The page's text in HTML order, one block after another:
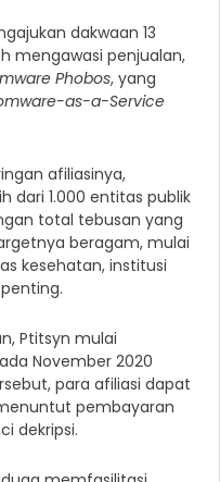
dakwaan 13
mengawasi penjualan,
Phobos, yang
as-a-Service
afiliasinya,
dari 1.000 entitas publik
total tebusan yang
beragam, mulai
kesehatan, institusi
Ptitsyn mulai
November 2020
para afiliasi dapat
pembayaran
dekripsi.